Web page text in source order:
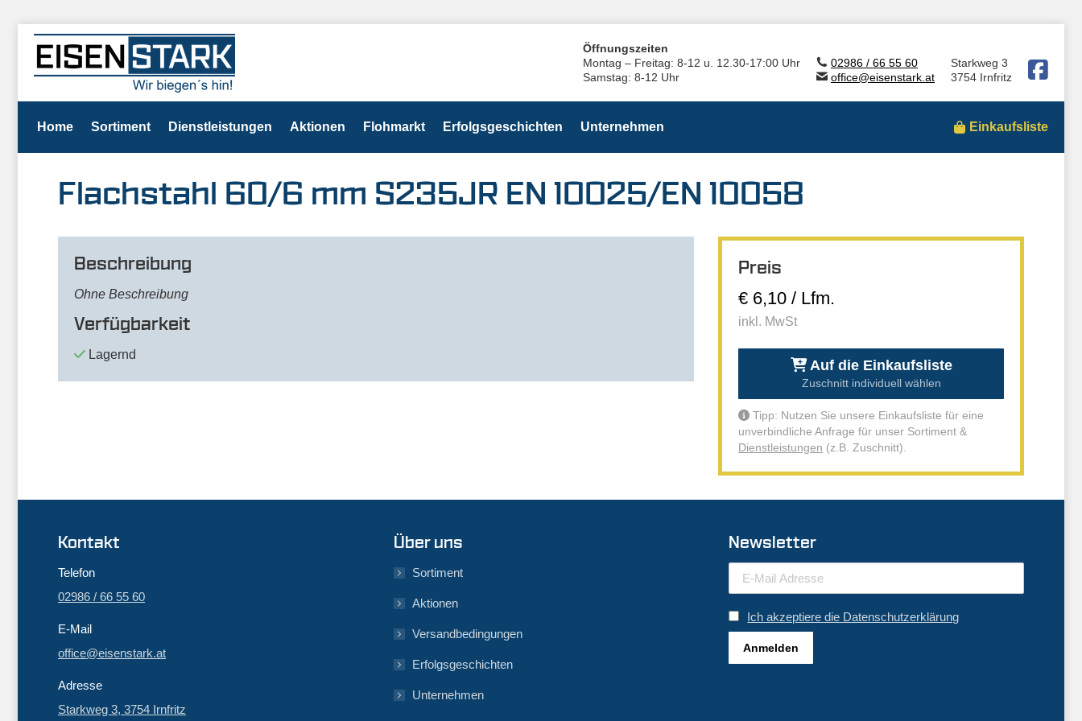
Öffnungszeiten
Montag – Freitag: 8-12 u. 12.30-17:00 Uhr
Samstag: 8-12 Uhr
02986 / 66 55 60
office@eisenstark.at
Starkweg 3
3754 Irnfritz
Home Sortiment Dienstleistungen Aktionen Flohmarkt Erfolgsgeschichten Unternehmen Einkaufsliste
Flachstahl 60/6 mm S235JR EN 10025/EN 10058
Beschreibung
Ohne Beschreibung
Verfügbarkeit
Lagernd
Preis
€ 6,10 / Lfm.
inkl. MwSt
Auf die Einkaufsliste
Zuschnitt individuell wählen
Tipp: Nutzen Sie unsere Einkaufsliste für eine
unverbindliche Anfrage für unser Sortiment &
Dienstleistungen (z.B. Zuschnitt).
Kontakt
Telefon
02986 / 66 55 60
E-Mail
office@eisenstark.at
Adresse
Starkweg 3, 3754 Irnfritz
Über uns
Sortiment
Aktionen
Versandbedingungen
Erfolgsgeschichten
Unternehmen
Newsletter
Ich akzeptiere die Datenschutzerklärung